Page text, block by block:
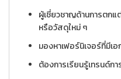
ผู้เชี่ยวชาญด้านการตกแ
หรือวัสดุใหม่ ๆ
มองหาเฟอร์นิเจอร์ที่มีเ
ต้องการเรียนรู้เทรนด์ก